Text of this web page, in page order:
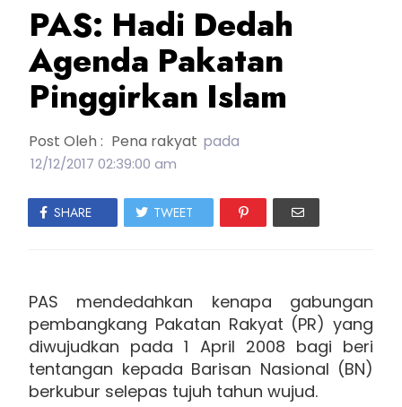
PAS: Hadi Dedah
Agenda Pakatan
Pinggirkan Islam
Post Oleh : Pena rakyat pada
12/12/2017 02:39:00 am
SHARE TWEET
PAS mendedahkan kenapa gabungan
pembangkang Pakatan Rakyat (PR) yang
diwujudkan pada 1 April 2008 bagi beri
tentangan kepada Barisan Nasional (BN)
berkubur selepas tujuh tahun wujud.